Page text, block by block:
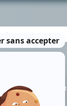
NOUS CONTACTER